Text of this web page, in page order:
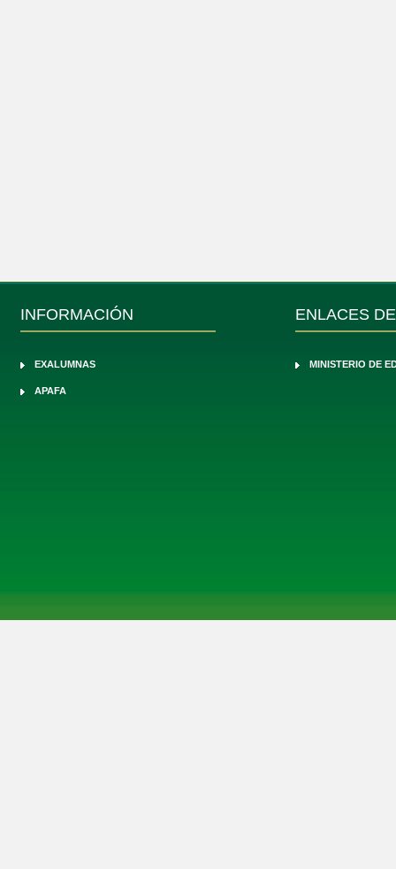
INFORMACIÓN
EXALUMNAS
APAFA
ENLACES
MINISTERIO DE